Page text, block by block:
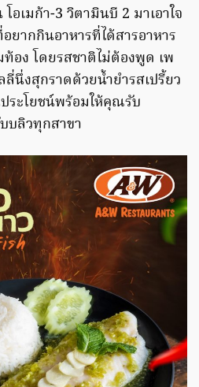
อเมก้า-3 วิตามินบี 2 มาเอาใจ
ากกินอาหารที่ได้สารอาหาร
อง โดยรสชาติไม่ต้องพูด เพ
นึ่งสุกราดด้วยน้ำยำรสเปรี้ยว
ะโยชน์พร้อมให้คุณรับ
บลิวทุกสาขา